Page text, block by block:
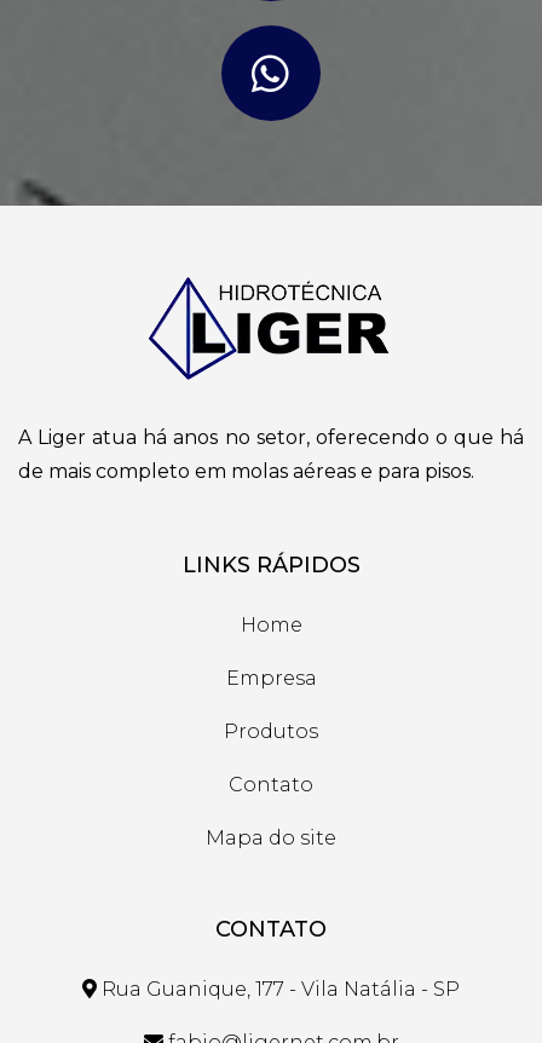
A Liger atua há anos no setor, oferecendo o que há
de mais completo em molas aéreas e para pisos.
LINKS RÁPIDOS
Home
Empresa
Produtos
Contato
Mapa do site
CONTATO
Rua Guanique, 177 - Vila Natália - SP